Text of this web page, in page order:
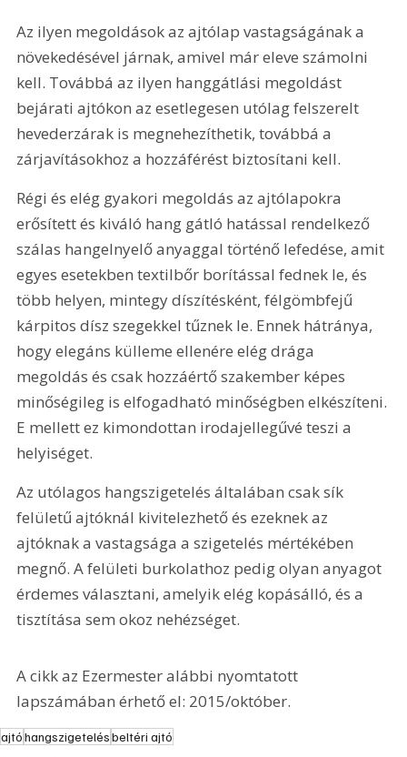
Az ilyen megoldások az ajtólap vastagságának a
növekedésével járnak, amivel már eleve számolni
kell. Továbbá az ilyen hanggátlási megoldást
bejárati ajtókon az esetlegesen utólag felszerelt
hevederzárak is megnehezíthetik, továbbá a
zárjavításokhoz a hozzáférést biztosítani kell.
Régi és elég gyakori megoldás az ajtólapokra
erősített és kiváló hang gátló hatással rendelkező
szálas hangelnyelő anyaggal történő lefedése, amit
egyes esetekben textilbőr borítással fednek le, és
több helyen, mintegy díszítésként, félgömbfejű
kárpitos dísz szegekkel tűznek le. Ennek hátránya,
hogy elegáns külleme ellenére elég drága
megoldás és csak hozzáértő szakember képes
minőségileg is elfogadható minőségben elkészíteni.
E mellett ez kimondottan irodajellegűvé teszi a
helyiséget.
Az utólagos hangszigetelés általában csak sík
felületű ajtóknál kivitelezhető és ezeknek az
ajtóknak a vastagsága a szigetelés mértékében
megnő. A felületi burkolathoz pedig olyan anyagot
érdemes választani, amelyik elég kopásálló, és a
tisztítása sem okoz nehézséget.
A cikk az Ezermester alábbi nyomtatott
lapszámában érhető el: 2015/október.
ajtóhangszigetelésbeltéri ajtó